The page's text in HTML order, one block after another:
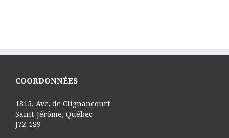
COORDONNÉES
1815, Ave. de Clignancourt
Saint-Jérôme, Québec
J7Z 1S9